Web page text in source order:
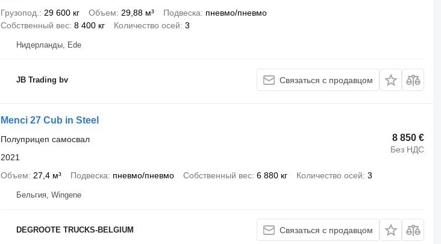
Грузопод.
29 600 кг Объем 29,88 м³ Подвеска
пневмо/пневмо
Собственный вес 8 400 кг Количество осей 3
Нидерланды, Ede
JB Trading bv Связаться с продавцом
Menci 27 Cub in Steel
8 850 €
Без НДС
Полуприцеп самосвал
2021
Объем
27,4 м³ Подвеска пневмо/пневмо Собственный вес 6 880 кг Количество осей 3
Бельгия, Wingene
DEGROOTE TRUCKS-BELGIUM Связаться с продавцом